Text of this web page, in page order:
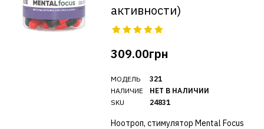
активности)
309.00грн
МОДЕЛЬ
НАЛИЧИЕ
SKU
321
НЕТ В НАЛИЧИИ
24831
Ноотроп, стимулятор Mental Focus